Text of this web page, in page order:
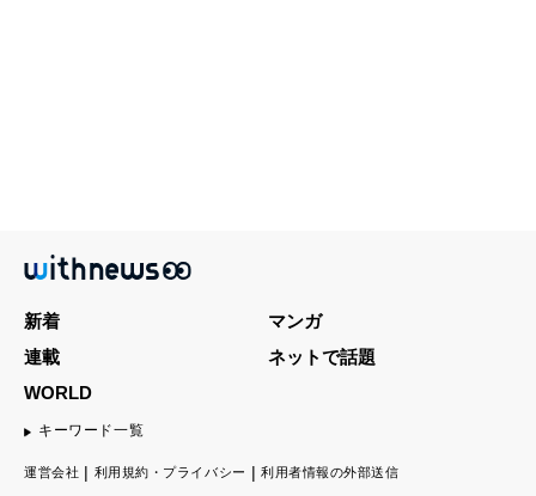
新着
マンガ
連載
ネットで話題
WORLD
キーワード一覧
運営会社 利用規約・プライバシー 利用者情報の外部送信